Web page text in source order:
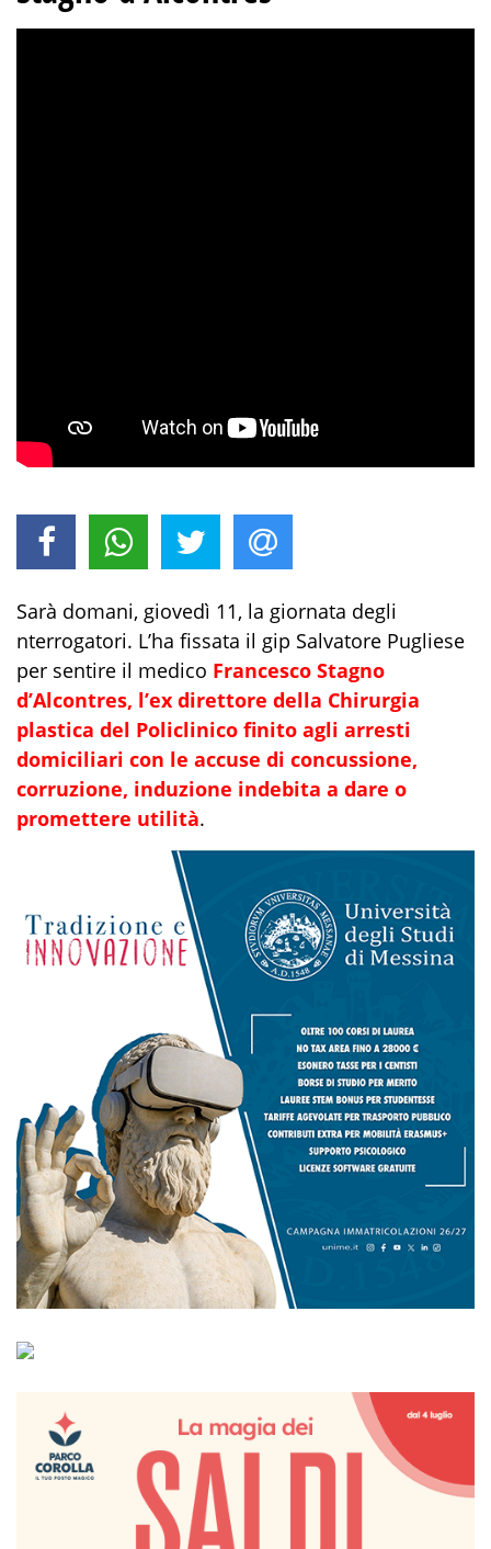
Sarà domani, giovedì 11, la giornata degli
nterrogatori. L’ha fissata il gip Salvatore Pugliese
per sentire il medico Francesco Stagno
d’Alcontres, l’ex direttore della Chirurgia
plastica del Policlinico finito agli arresti
domiciliari con le accuse di concussione,
corruzione, induzione indebita a dare o
promettere utilità.